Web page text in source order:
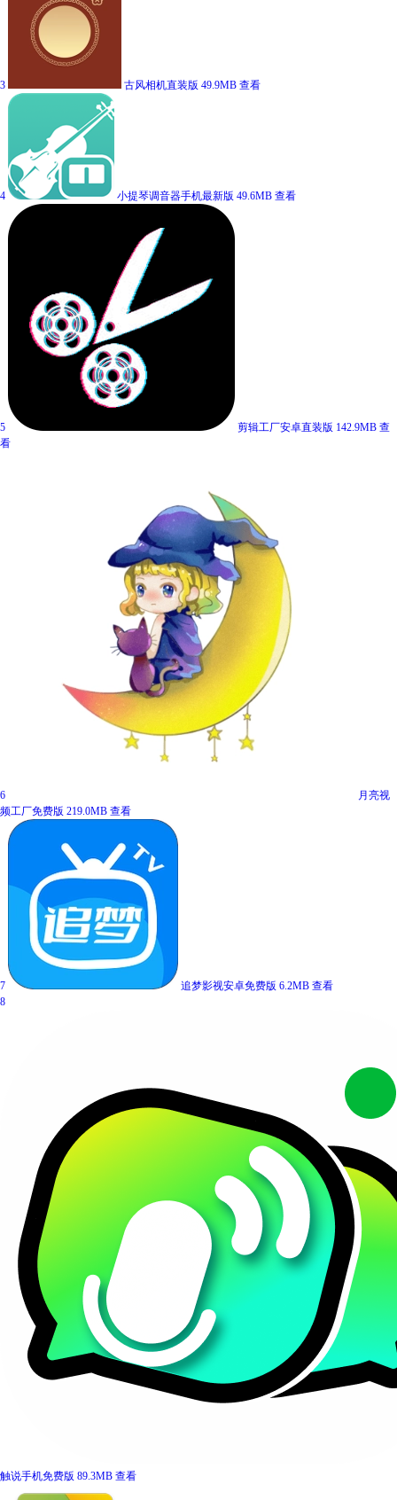
3 古风相机直装版 49.9MB 查看
4 小提琴调音器手机最新版 49.6MB 查看
5 剪辑工厂安卓直装版 142.9MB 查
看
6
月亮视
频工厂免费版 219.0MB 查看
7 追梦影视安卓免费版 6.2MB 查看
8
触说手机免费版 89.3MB 查看